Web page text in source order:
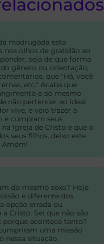
madrugada esta
olhos de gratidão ao
seja de que forma
gênero ou orientação,
que "Há, você
etc." Acaba que
e ao mesmo
não pertencer ao ideal
vive, e veio trazer a
e cumpram seus
Igreja de Cristo e que o
seus filhos, deixo este
Amém!
do mesmo sexo? Hoje
e diferente dos
opção errada ou
Cristo. Sei que não são
porque acontece tanto?
uma missão
nessa situação.